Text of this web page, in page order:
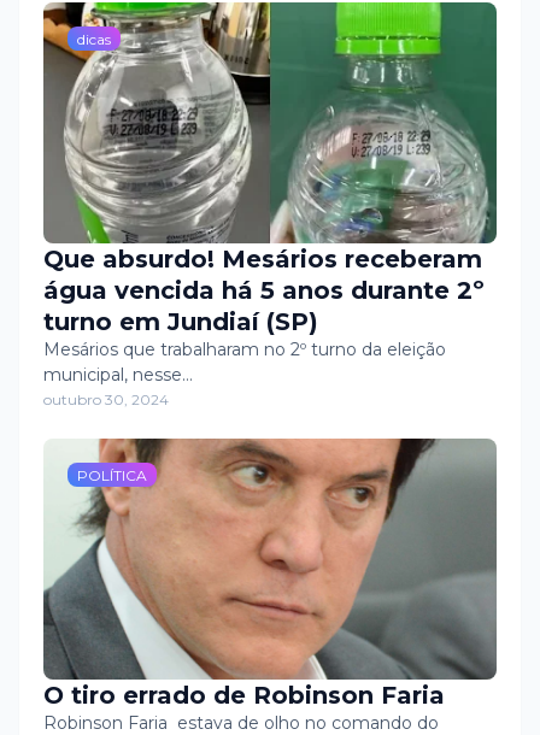
dicas
Que absurdo! Mesários receberam
água vencida há 5 anos durante 2º
turno em Jundiaí (SP)
Mesários que trabalharam no 2º turno da eleição
municipal, nesse…
outubro 30, 2024
POLÍTICA
O tiro errado de Robinson Faria
Robinson Faria estava de olho no comando do